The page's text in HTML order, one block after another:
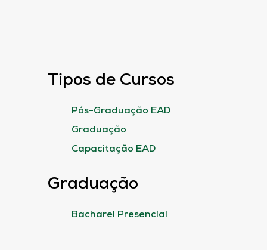
Tipos de Cursos
Pós-Graduação EAD
Graduação
Capacitação EAD
Graduação
Bacharel Presencial